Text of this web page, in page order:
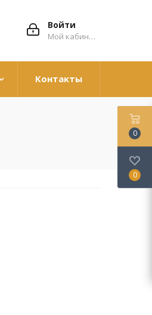
Войти
Мой кабинет
Контакты
0
0